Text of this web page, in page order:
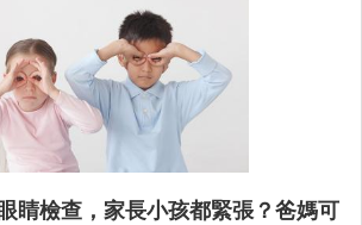
睛檢查，家長小孩都緊張？爸媽可